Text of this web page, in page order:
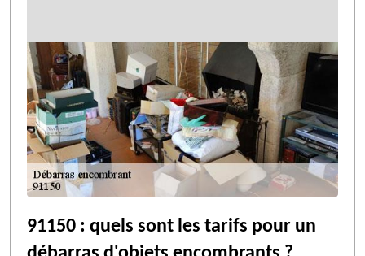
91150 : quels sont les tarifs pour un